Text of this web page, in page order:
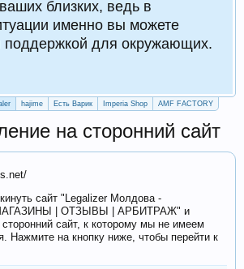
в
можете
hajime Есть Варик Imperia Shop AMF FACTORY
на сторонний сайт
сайт "Legalizer Молдова -
| ОТЗЫВЫ | АРБИТРАЖ" и
сторонний сайт, к которому мы не имеем
Нажмите на кнопку ниже, чтобы перейти к